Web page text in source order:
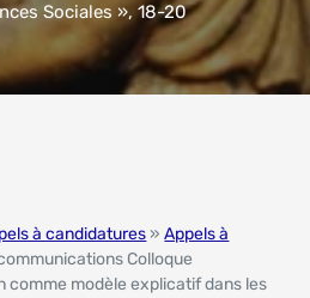
Sociales », 18-20
à candidatures»Appels à
Colloque
comme modèle explicatif dans les